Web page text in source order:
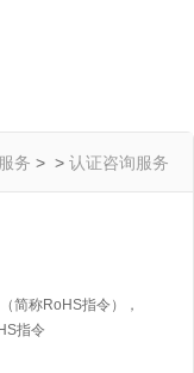
务 > > 认证咨询服务
简称RoHS指令），
指令